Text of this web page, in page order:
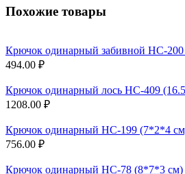
Похожие товары
Крючок одинарный забивной НС-
494.00 ₽
Крючок одинарный лось НС-409
1208.00 ₽
Крючок одинарный НС-199 (7*2*4
756.00 ₽
Крючок одинарный НС-78 (8*7*3 см)